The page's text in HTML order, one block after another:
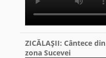
ZICĂLAŞII: Cântece din
zona Sucevei